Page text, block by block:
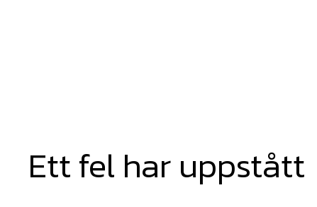
Ett fel har uppstått